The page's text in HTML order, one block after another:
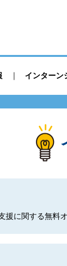
インターン
援に関する無料